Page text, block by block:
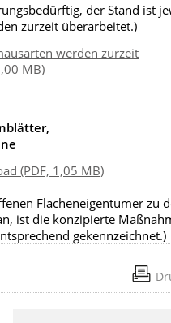
der Stand ist
zurzeit überarbeitet.)
werden zurzeit
MB)
(PDF, 1,05 MB)
Flächeneigentümer zu
ist die konzipierte
gekennzeichnet.)